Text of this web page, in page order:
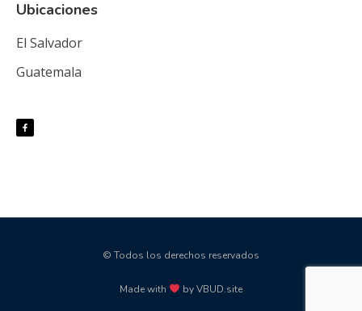
Ubicaciones
El Salvador
Guatemala
© Todos los derechos reservados
Made with by VBUD.site